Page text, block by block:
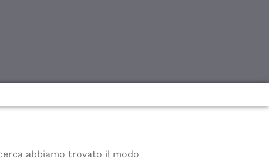
abbiamo trovato il modo